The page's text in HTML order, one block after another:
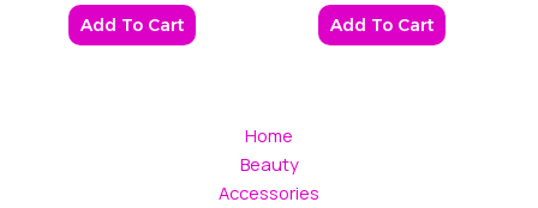
Add To Cart Add To Cart
Home
Beauty
Accessories